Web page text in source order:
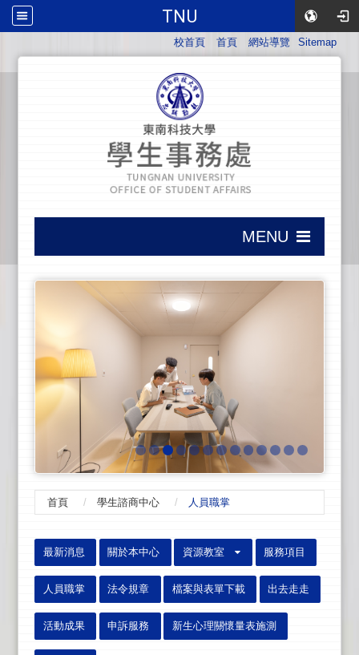
TNU
校首頁 首頁 網站導覽 Sitemap
MENU
首頁 學生諮商中心 人員職掌
最新消息 關於本中心 資源教室 服務項目
人員職掌 法令規章 檔案與表單下載 出去走走
活動成果 申訴服務 新生心理關懷量表施測